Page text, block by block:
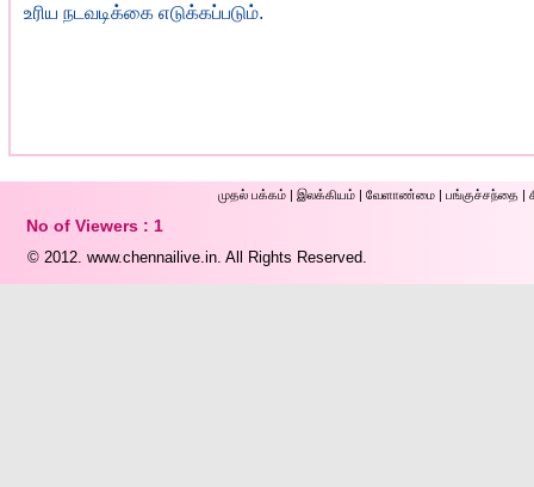
உரிய நடவடிக்கை எடுக்கப்படும்.
முதல் ப‌க்க‌ம் | இலக்கியம் | வேளாண்மை | பங்குச்சந்தை |
No of Viewers : 1
© 2012. www.chennailive.in. All Rights Reserved.